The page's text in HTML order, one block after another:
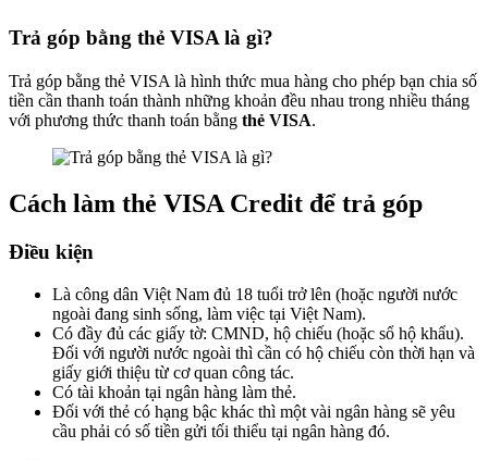
Trả góp bằng thẻ VISA là gì?
Trả góp bằng thẻ VISA là hình thức mua hàng cho phép bạn chia số
tiền cần thanh toán thành những khoản đều nhau trong nhiều tháng
với phương thức thanh toán bằng thẻ VISA.
Cách làm thẻ VISA Credit để trả góp
Điều kiện
Là công dân Việt Nam đủ 18 tuổi trở lên (hoặc người nước
ngoài đang sinh sống, làm việc tại Việt Nam).
Có đầy đủ các giấy tờ: CMND, hộ chiếu (hoặc sổ hộ khẩu).
Đối với người nước ngoài thì cần có hộ chiếu còn thời hạn và
giấy giới thiệu từ cơ quan công tác.
Có tài khoản tại ngân hàng làm thẻ.
Đối với thẻ có hạng bậc khác thì một vài ngân hàng sẽ yêu
cầu phải có số tiền gửi tối thiểu tại ngân hàng đó.